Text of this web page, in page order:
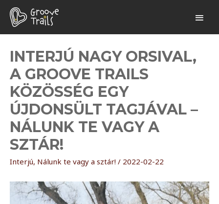
INTERJÚ NAGY ORSIVAL,
A GROOVE TRAILS
KÖZÖSSÉG EGY
ÚJDONSÜLT TAGJÁVAL –
NÁLUNK TE VAGY A
SZTÁR!
Interjú, Nálunk te vagy a sztár! / 2022-02-22